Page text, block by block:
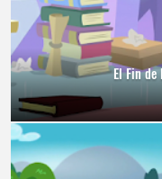
El Fin